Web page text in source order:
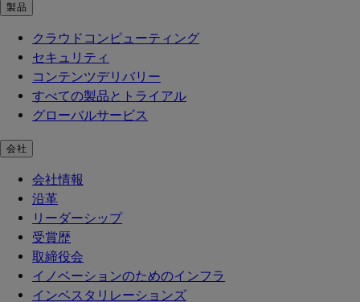
製品
クラウドコンピューティング
セキュリティ
コンテンツデリバリー
すべての製品とトライアル
グローバルサービス
会社
会社情報
沿革
リーダーシップ
受賞歴
取締役会
イノベーションのためのインフラ
インベスタリレーションズ